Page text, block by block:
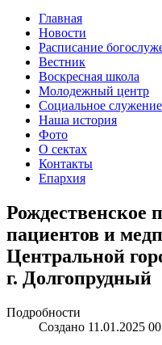
Главная
Новости
Расписание
Вестник
Воскресная школа
Молодежный центр
Социальное служение
Наша история
Фото
О сектах
Контакты
Епархия
Рождественское
пациентов и
Центральной
г. Долгопрудный
Подробности
Создано 11.01.2025